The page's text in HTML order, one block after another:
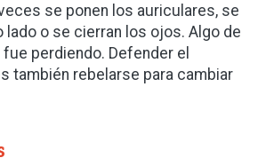
se ponen los auriculares, se
lado o se cierran los ojos. Algo de
fue perdiendo. Defender el
también rebelarse para cambiar